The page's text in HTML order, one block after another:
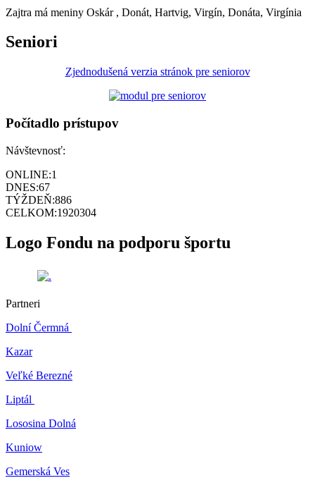
Zajtra má meniny Oskár , Donát, Hartvig, Virgín, Donáta, Virgínia
Seniori
Zjednodušená verzia stránok pre seniorov
Počítadlo prístupov
Návštevnosť:
ONLINE:1
DNES:67
TÝŽDEŇ:886
CELKOM:1920304
Logo Fondu na podporu športu
Partneri
Dolní Čermná
Kazar
Veľké Berezné
Liptál
Lososina Dolná
Kuniow
Gemerská Ves